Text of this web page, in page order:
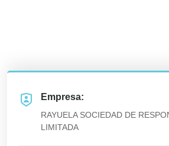
Empresa:
RAYUELA SOCIEDAD DE
LIMITADA